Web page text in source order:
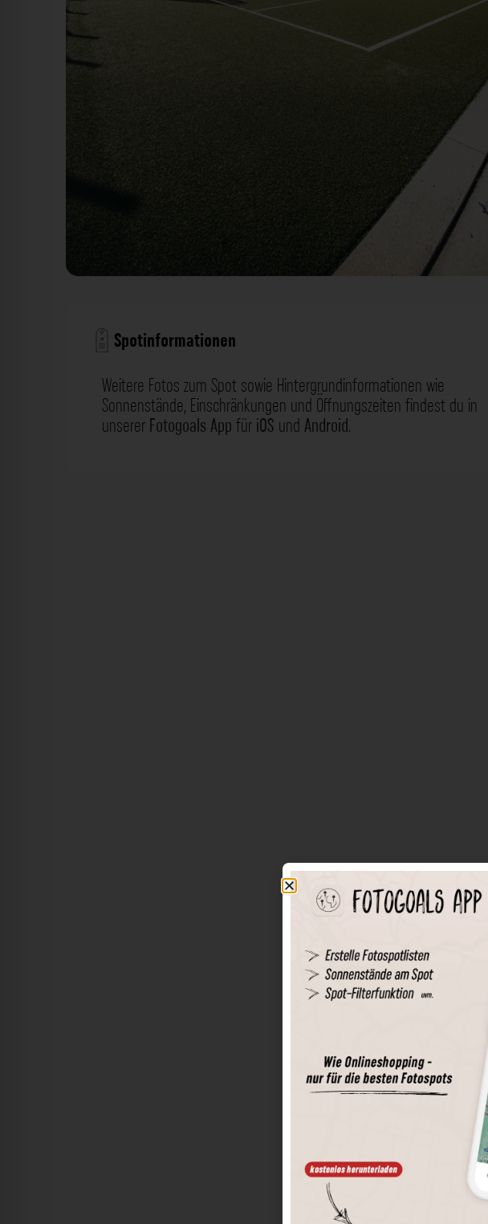
Spotinformationen
Weitere Fotos zum Spot sowie Hintergrundinformationen wie
Sonnenstände, Einschränkungen und Öffnungszeiten findest du in
unsererFotogoals AppfüriOS undAndroid.